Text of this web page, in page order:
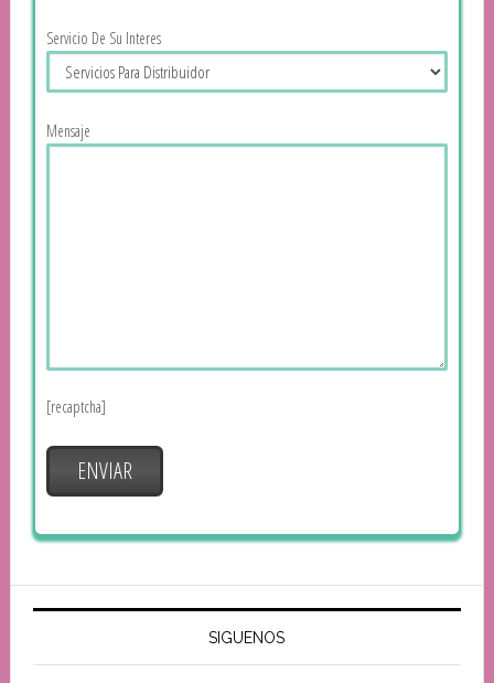
Servicio De Su Interes
Mensaje
[recaptcha]
SIGUENOS